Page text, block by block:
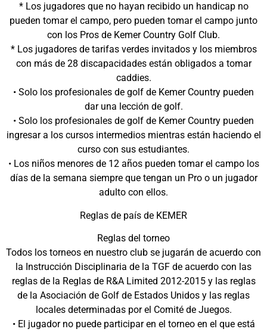
* Los jugadores que no hayan recibido un handicap no
pueden tomar el campo, pero pueden tomar el campo junto
con los Pros de Kemer Country Golf Club.
* Los jugadores de tarifas verdes invitados y los miembros
con más de 28 discapacidades están obligados a tomar
caddies.
• Solo los profesionales de golf de Kemer Country pueden
dar una lección de golf.
• Solo los profesionales de golf de Kemer Country pueden
ingresar a los cursos intermedios mientras están haciendo el
curso con sus estudiantes.
• Los niños menores de 12 años pueden tomar el campo los
días de la semana siempre que tengan un Pro o un jugador
adulto con ellos.
Reglas de país de KEMER
Reglas del torneo
Todos los torneos en nuestro club se jugarán de acuerdo con
la Instrucción Disciplinaria de la TGF de acuerdo con las
reglas de la Reglas de R&A Limited 2012-2015 y las reglas
de la Asociación de Golf de Estados Unidos y las reglas
locales determinadas por el Comité de Juegos.
• El jugador no puede participar en el torneo en el que está